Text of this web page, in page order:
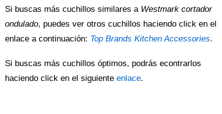
Si buscas más cuchillos similares a Westmark cortador
ondulado, puedes ver otros cuchillos haciendo click en el
enlace a continuación: Top Brands Kitchen Accessories.
Si buscas más cuchillos óptimos, podrás econtrarlos
haciendo click en el siguiente enlace.